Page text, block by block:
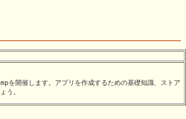
開催します。アプリを作成するための基礎知識、ストア
う。